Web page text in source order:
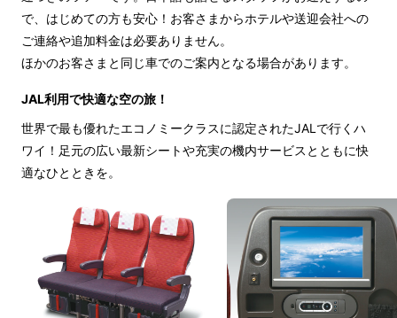
で、はじめての方も安心！お客さまからホテルや送迎会社への
ご連絡や追加料金は必要ありません。
ほかのお客さまと同じ車でのご案内となる場合があります。
JAL利用で快適な空の旅！
世界で最も優れたエコノミークラスに認定されたJALで行くハ
ワイ！足元の広い最新シートや充実の機内サービスとともに快
適なひとときを。